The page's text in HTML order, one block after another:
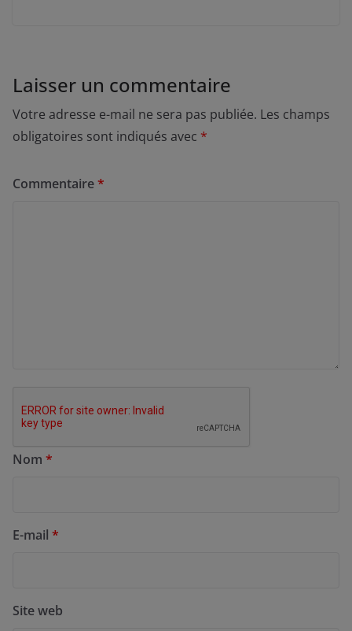
Laisser un commentaire
Votre adresse e-mail ne sera pas publiée. Les champs
obligatoires sont indiqués avec *
Commentaire*
Nom *
E-mail *
Site web